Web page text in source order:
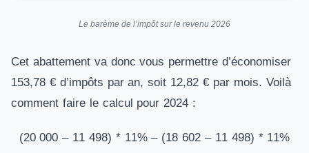
Le barème de l’impôt sur le revenu 2026
Cet abattement va donc vous permettre d’économiser
153,78 € d’impôts par an, soit 12,82 € par mois. Voilà
comment faire le calcul pour 2024 :
(20 000 – 11 498) * 11% – (18 602 – 11 498) * 11%